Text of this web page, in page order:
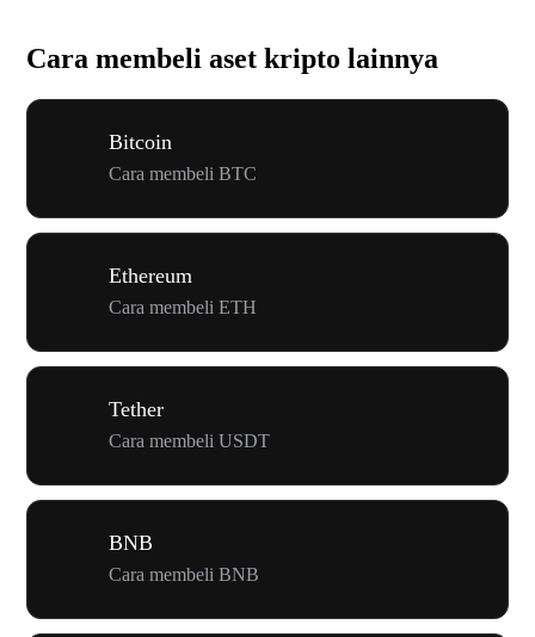
Cara membeli aset kripto lainnya
Bitcoin
Cara membeli BTC
Ethereum
Cara membeli ETH
Tether
Cara membeli USDT
BNB
Cara membeli BNB